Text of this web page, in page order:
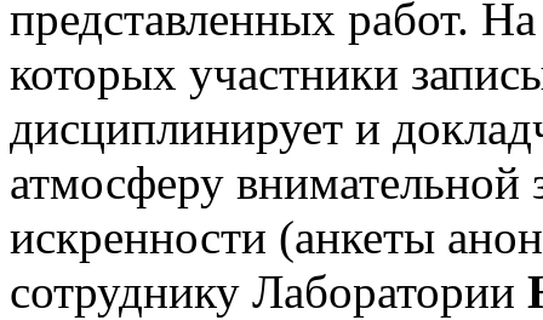
представленных работ.
которых участники
дисциплинирует и
атмосферу внимательной
искренности (анкеты
сотруднику Лаборатории